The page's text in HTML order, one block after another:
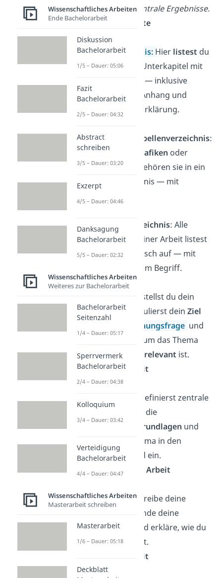
Methodeundzentrale Ergebnisse.
➡️maximal 1 Seite
Inhaltsverzeichnis: Hier listest du
alleKapitelund Unterkapitel mit
— inklusive
Verzeichnissen, Anhang und
eidesstattlicher Erklärung.
Abbildungs- / Tabellenverzeichnis:
Wenn du viele
Grafiken oder
Tabellennutzt, gehören sie in ein
eigenes Verzeichnis — mit
Abkürzungsverzeichnis: Alle
Abkürzungen
deiner Arbeit listest
du hier alphabetisch auf — mit
ausgeschriebenem Begriff.
Hier stellst du dein
Thema vor, formulierst dein Ziel
Forschungsfrage und
beschreibst, warum das Thema
wissenschaftlich relevant ist.
➡️10 % der Arbeit
: Du definierst zentrale
Begriffe, erklärst die
theoretischen Grundlagen und
ordnest dein Thema in den
Forschungsstand ein.
➡️
30 %–40 % der Arbeit
Methodik:Beschreibe deine
, begründe deine
Entscheidung und erkläre, wie du
vorgegangen bist.
10 % der Arbeit
Wissenschaftliches Arbeiten
Ende Bachelorarbeit
Diskussion
Bachelorarbeit
1/5 – Dauer: 05:06
Fazit
Bachelorarbeit
2/5 – Dauer: 04:32
Abstract
schreiben
3/5 – Dauer: 03:20
Exzerpt
4/5 – Dauer: 04:46
Danksagung
Bachelorarbeit
5/5 – Dauer: 02:32
Wissenschaftliches Arbeiten
Weiteres zur Bachelorarbeit
Bachelorarbeit
Seitenzahl
1/4 – Dauer: 05:17
Sperrvermerk
Bachelorarbeit
2/4 – Dauer: 04:38
Kolloquium
3/4 – Dauer: 03:42
Verteidigung
Bachelorarbeit
4/4 – Dauer: 04:47
Wissenschaftliches Arbeiten
Masterarbeit schreiben
Masterarbeit
1/6 – Dauer: 05:18
Deckblatt